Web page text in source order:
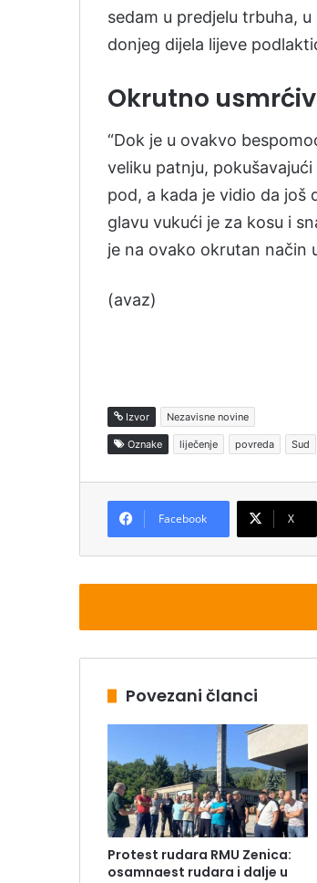
sedam u predjelu trbuha,
donjeg dijela lijeve
Okrutno
“Dok je u ovakvo
veliku patnju,
pod, a kada je vidio da još
glavu vukući je za kosu i
je na ovako okrutan način
(avaz)
Izvor Nezavisne novine
Oznake liječenje povreda Sud
Facebook X
Povezani članci
Protest rudara RMU Zenica:
osamnaest rudara i dalje u